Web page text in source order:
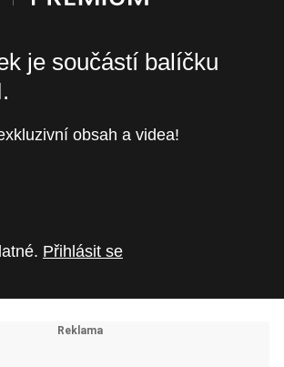
je součástí balíčku
obsah a videa!
Přihlásit se